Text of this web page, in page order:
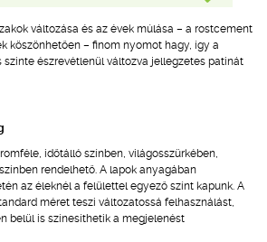
változása és az évek múlása – a rostcement
köszönhetően – finom nyomot hagy, így a
szinte észrevétlenül változva jellegzetes patinát
időtálló színben, világosszürkében,
rendelhető. A lapok anyagában
az éleknél a felülettel egyező színt kapunk. A
méret teszi változatossá felhasználást,
belül is színesíthetik a megjelenést